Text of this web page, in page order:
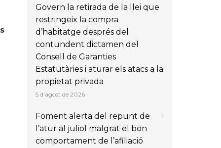
Govern la retirada de la llei que
restringeix la compra
d’habitatge després del
contundent dictamen del
Consell de Garanties
Estatutàries i aturar els atacs a la
propietat privada
5 d'agost de 2026
Foment alerta del repunt de
l’atur al juliol malgrat el bon
comportament de l’afiliació